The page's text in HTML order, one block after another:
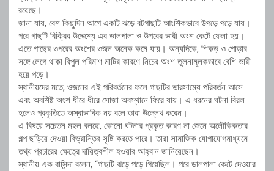
রয়েছে।
জানা যায়, বেশ কিছুদিন আগে একটি ঝড়ে বটগাছটি আংশিকভাবে উপড়ে পড়ে যায়।
পরে গাছটি বিক্রির উদ্দেশ্যে এর ডালপালা ও উপরের ভারী অংশ কেটে ফেলা হয়।
এতে গাছের ওপরের অংশের ওজন অনেক কমে যায়। অন্যদিকে, শিকড় ও গোড়ার
সঙ্গে লেগে থাকা বিপুল পরিমাণ মাটির কারণে নিচের অংশ তুলনামূলকভাবে বেশি ভারী
হয়ে পড়ে।
স্থানীয়দের মতে, ওজনের এই পরিবর্তনের ফলে গাছটির ভারসাম্যে পরিবর্তন আসে
এবং অবশিষ্ট অংশ ধীরে ধীরে সোজা অবস্থানে ফিরে যায়। এ ধরনের ঘটনা বিরল
হলেও প্রকৃতিতে অস্বাভাবিক নয় বলে তারা উল্লেখ করেন।
এ বিষয়ে সচেতন মহল বলছে, কোনো ঘটনার প্রকৃত কারণ না জেনে অলৌকিকতার
গল্প ছড়িয়ে দেওয়া বিভ্রান্তির সৃষ্টি করতে পারে। তারা সামাজিক যোগাযোগমাধ্যমে
তথ্য প্রচারের ক্ষেত্রে দায়িত্বশীল হওয়ার আহ্বান জানিয়েছেন।
স্থানীয় এক বাসিন্দা বলেন, “গাছটি ঝড়ে পড়ে গিয়েছিল। পরে ডালপালা কেটে দেওয়ার